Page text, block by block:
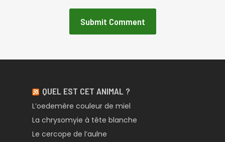
QUEL EST CET ANIMAL ?
L’oedemère couleur de miel
La chrysomyie à tête blanche
Le cercope de l’aulne